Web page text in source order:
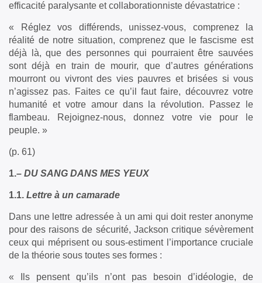
efficacité paralysante et collaborationniste dévastatrice :
« Réglez vos différends, unissez-vous, comprenez la
réalité de notre situation, comprenez que le fascisme est
déjà là, que des personnes qui pourraient être sauvées
sont déjà en train de mourir, que d’autres générations
mourront ou vivront des vies pauvres et brisées si vous
n’agissez pas. Faites ce qu’il faut faire, découvrez votre
humanité et votre amour dans la révolution. Passez le
flambeau. Rejoignez-nous, donnez votre vie pour le
peuple. »
(p. 61)
1.– DU SANG DANS MES YEUX
1.1. Lettre à un camarade
Dans une lettre adressée à un ami qui doit rester anonyme
pour des raisons de sécurité, Jackson critique sévèrement
ceux qui méprisent ou sous-estiment l’importance cruciale
de la théorie sous toutes ses formes :
« Ils pensent qu’ils n’ont pas besoin d’idéologie, de